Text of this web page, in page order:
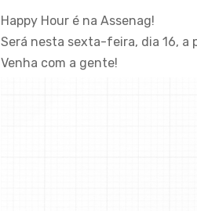
Happy Hour é na Assenag!
Será nesta sexta-feira, dia 16, a
Venha com a gente!